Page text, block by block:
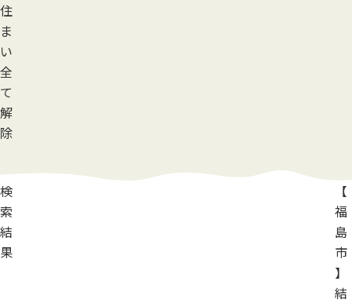
住
ま
い
全
て
解
除
検
索
結
果
【
福
島
市
】
結